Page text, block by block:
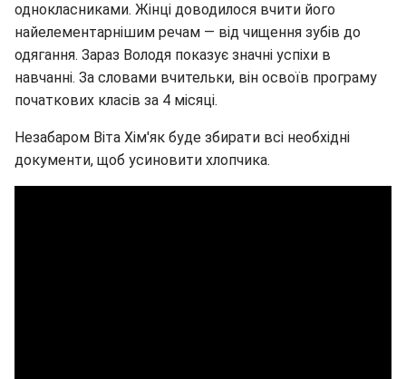
однокласниками. Жінці доводилося вчити його
найелементарнішим речам — від чищення зубів до
одягання. Зараз Володя показує значні успіхи в
навчанні. За словами вчительки, він освоїв програму
початкових класів за 4 місяці.
Незабаром Віта Хім'як буде збирати всі необхідні
документи, щоб усиновити хлопчика.